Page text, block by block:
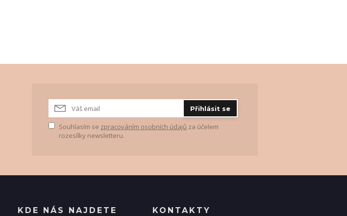
Přihlásit se
Souhlasím se zpracováním osobních údajů za účelem
rozesílky newsletteru.
KDE NÁS NAJDETE KONTAKTY